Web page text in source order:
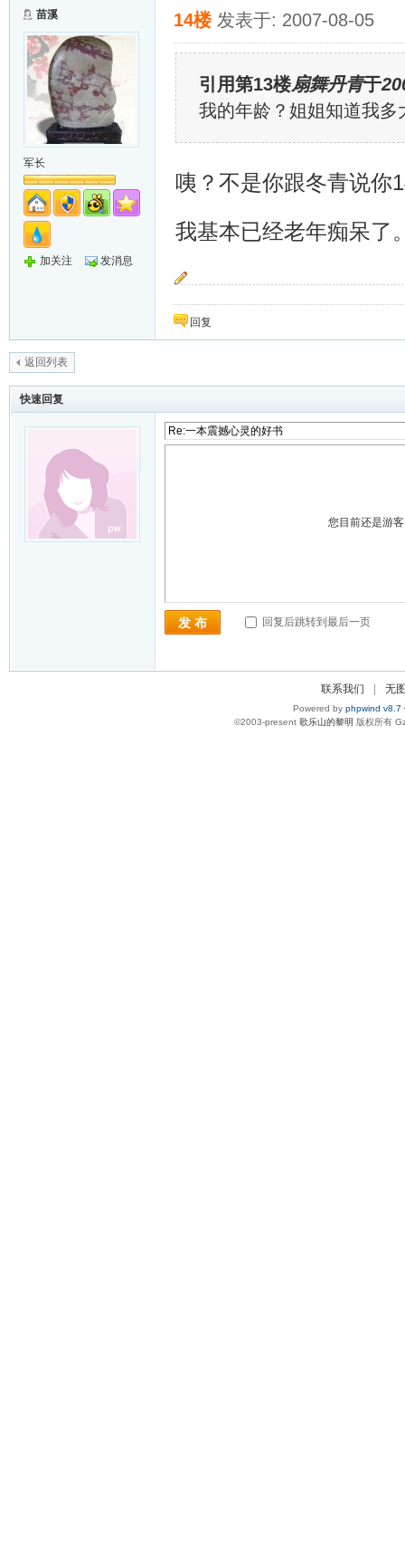
苗溪
军长
加关注 发消息
14楼 发表于: 2007-08-05
引用第13楼扇舞丹青于
我的年龄？姐姐知道我多
咦？不是你跟冬青说你
我基本已经老年痴呆了
~~追~~
回复
返回列表
快速回复
您目前还是游
发 布 回复后跳转到最后一页
联系我们 无
Powered by phpwind v8.7
©2003-present 歌乐山的黎明 版权所有